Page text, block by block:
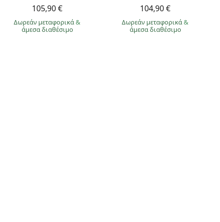
105,90 €
Δωρεάν μεταφορικά&
άμεσα διαθέσιμο
104,90 €
Δωρεάν μεταφορικά&
άμεσα διαθέσιμο